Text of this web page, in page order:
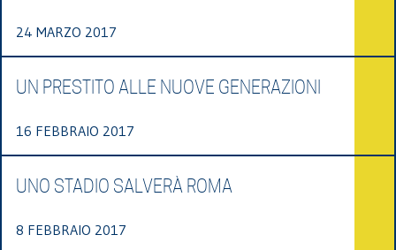
24 MARZO 2017
UN PRESTITO ALLE NUOVE GENERAZIONI
16 FEBBRAIO 2017
UNO STADIO SALVERÀ ROMA
8 FEBBRAIO 2017